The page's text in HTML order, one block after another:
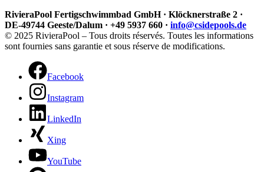
RivieraPool Fertigschwimmbad GmbH · Klöcknerstraße 2 ·
DE-49744 Geeste/Dalum · +49 5937 660 · info@csidepools.de
© 2025 RivieraPool – Tous droits réservés. Toutes les informations
sont fournies sans garantie et sous réserve de modifications.
Facebook
Instagram
LinkedIn
Xing
YouTube